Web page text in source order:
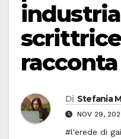
racconta
Di Stefania
NOV 29,
#l'erede di